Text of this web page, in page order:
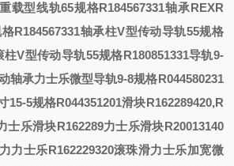
载型线轨65规格R184567331轴承REXR
R184567331轴承柱V型传动导轨55规格
柱V型传动导轨55规格R180851331导轨9-
轴承力士乐微型导轨9-8规格R044580231
15-5规格R044351201滑块R162289420,R
士乐滑块R162289力士乐滑块R20013140
力力士乐R162229320滚珠滑力士乐加宽微